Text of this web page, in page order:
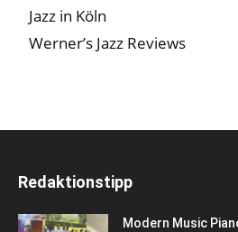
Jazz in Köln
Werner’s Jazz Reviews
Redaktionstipp
Modern Music